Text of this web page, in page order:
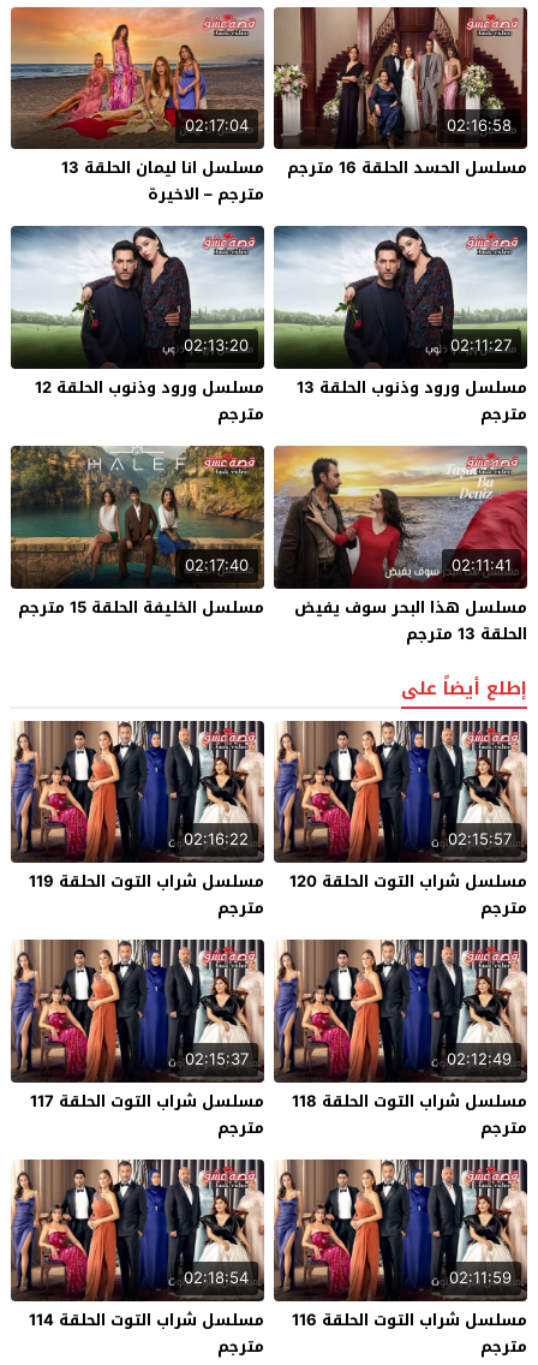
02:16:58
مسلسل الحسد الحلقة 16 مترجم
02:17:04
مسلسل انا ليمان الحلقة 13
مترجم – الاخيرة
02:11:27
مسلسل ورود وذنوب الحلقة 13
مترجم
02:13:20
مسلسل ورود وذنوب الحلقة 12
مترجم
02:11:41
مسلسل هذا البحر سوف يفيض
الحلقة 13 مترجم
02:17:40
مسلسل الخليفة الحلقة 15 مترجم
إطلع أيضاً على
02:15:57
مسلسل شراب التوت الحلقة 120
مترجم
02:16:22
مسلسل شراب التوت الحلقة 119
مترجم
02:12:49
مسلسل شراب التوت الحلقة 118
مترجم
02:15:37
مسلسل شراب التوت الحلقة 117
مترجم
02:11:59
مسلسل شراب التوت الحلقة 116
مترجم
02:18:54
مسلسل شراب التوت الحلقة 114
مترجم